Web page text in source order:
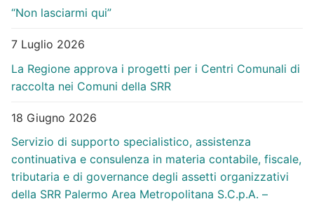
“Non lasciarmi qui”
7 Luglio 2026
La Regione approva i progetti per i Centri Comunali di
raccolta nei Comuni della SRR
18 Giugno 2026
Servizio di supporto specialistico, assistenza
continuativa e consulenza in materia contabile, fiscale,
tributaria e di governance degli assetti organizzativi
della SRR Palermo Area Metropolitana S.C.p.A. –